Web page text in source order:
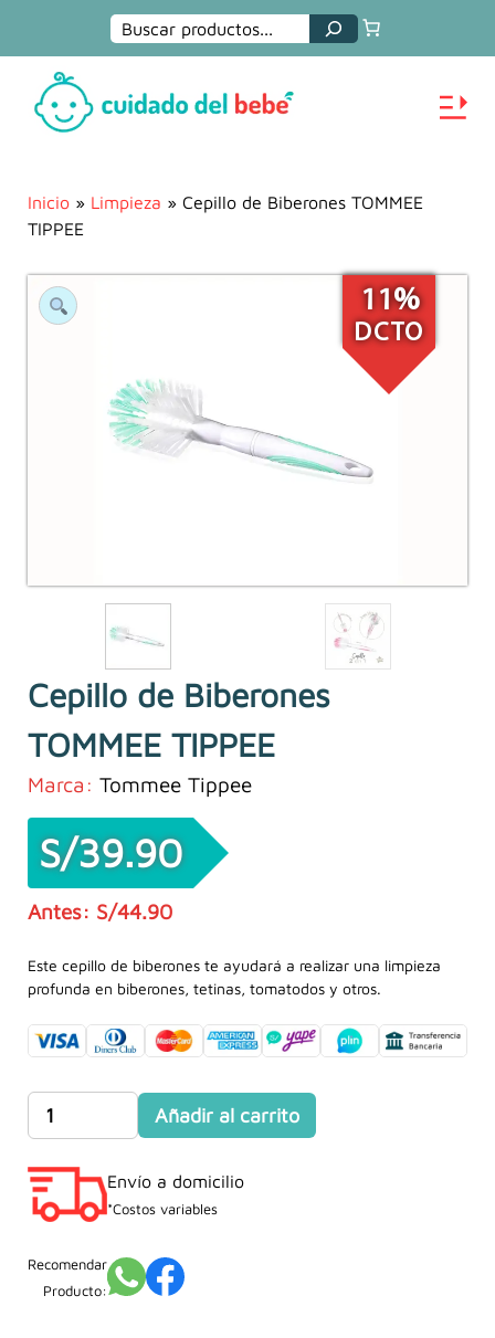
Buscar
Inicio » Limpieza » Cepillo de Biberones TOMMEE
TIPPEE
11%
DCTO
Cepillo de Biberones
TOMMEE TIPPEE
Marca: Tommee Tippee
S/44.90
precio
original
S/44.90.
S/39.90
precio
actual
S/39.90.
Este cepillo de biberones te ayudará a realizar una limpieza
profunda en biberones, tetinas, tomatodos y otros.
Cepillo
de
TOMMEE
TIPPEE
Añadir al carrito
Envío a domicilio
*Costos variables
Recomendar
Producto: